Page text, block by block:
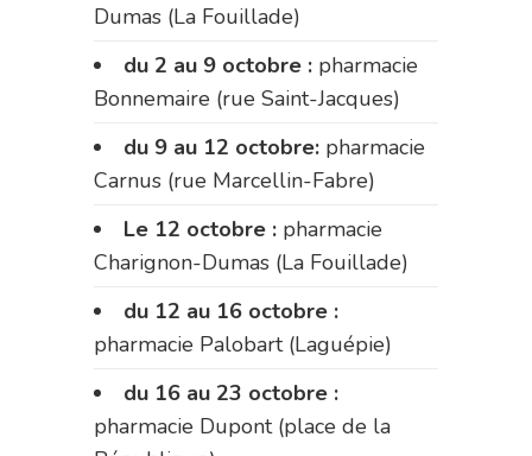
Dumas (La Fouillade)
du 2 au 9 octobre : pharmacie
Bonnemaire (rue Saint-Jacques)
du 9 au 12 octobre: pharmacie
Carnus (rue Marcellin-Fabre)
Le 12 octobre : pharmacie
Charignon-Dumas (La Fouillade)
du 12 au 16 octobre :
pharmacie Palobart (Laguépie)
du 16 au 23 octobre :
pharmacie Dupont (place de la